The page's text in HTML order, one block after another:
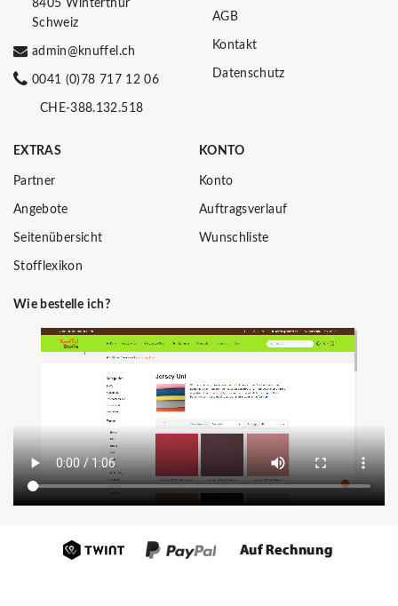
8405 Winterthur
Schweiz
admin@knuffel.ch
0041 (0)78 717 12 06
CHE-388.132.518
AGB
Kontakt
Datenschutz
EXTRAS
Partner
Angebote
Seitenübersicht
Stofflexikon
KONTO
Konto
Auftragsverlauf
Wunschliste
Wie bestelle ich?